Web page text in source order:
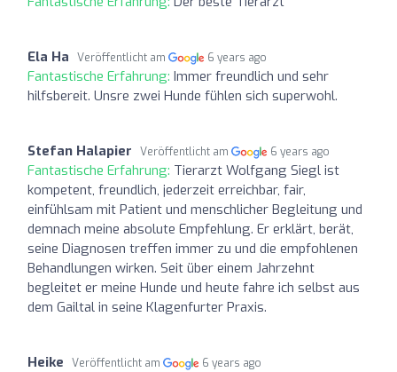
Ela Ha Veröffentlicht am 6 years ago
Fantastische Erfahrung: Immer freundlich und sehr
hilfsbereit. Unsre zwei Hunde fühlen sich superwohl.
Stefan Halapier Veröffentlicht am 6 years ago
Fantastische Erfahrung: Tierarzt Wolfgang Siegl ist
kompetent, freundlich, jederzeit erreichbar, fair,
einfühlsam mit Patient und menschlicher Begleitung und
demnach meine absolute Empfehlung. Er erklärt, berät,
seine Diagnosen treffen immer zu und die empfohlenen
Behandlungen wirken. Seit über einem Jahrzehnt
begleitet er meine Hunde und heute fahre ich selbst aus
dem Gailtal in seine Klagenfurter Praxis.
Heike Veröffentlicht am 6 years ago